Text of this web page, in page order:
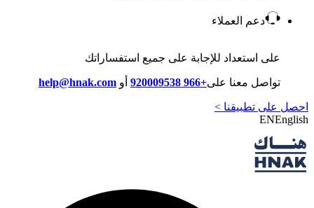
دعم العملاء
على استعداد للإجابة على جميع استفساراتك
تواصل معنا على+966 920009538 أو help@hnak.com
احصل على تطبيقنا >
ENEnglish